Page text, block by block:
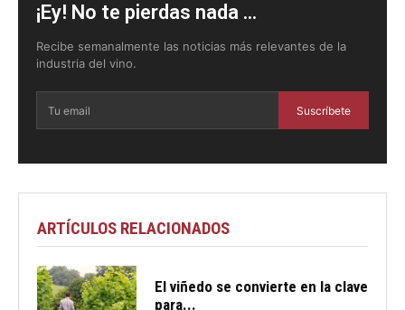
¡Ey! No te pierdas nada ...
Recibe semanalmente las noticias más relevantes de la
industria del vino.
Suscríbete
ARTÍCULOS RELACIONADOS
El viñedo se convierte en la clave
para...